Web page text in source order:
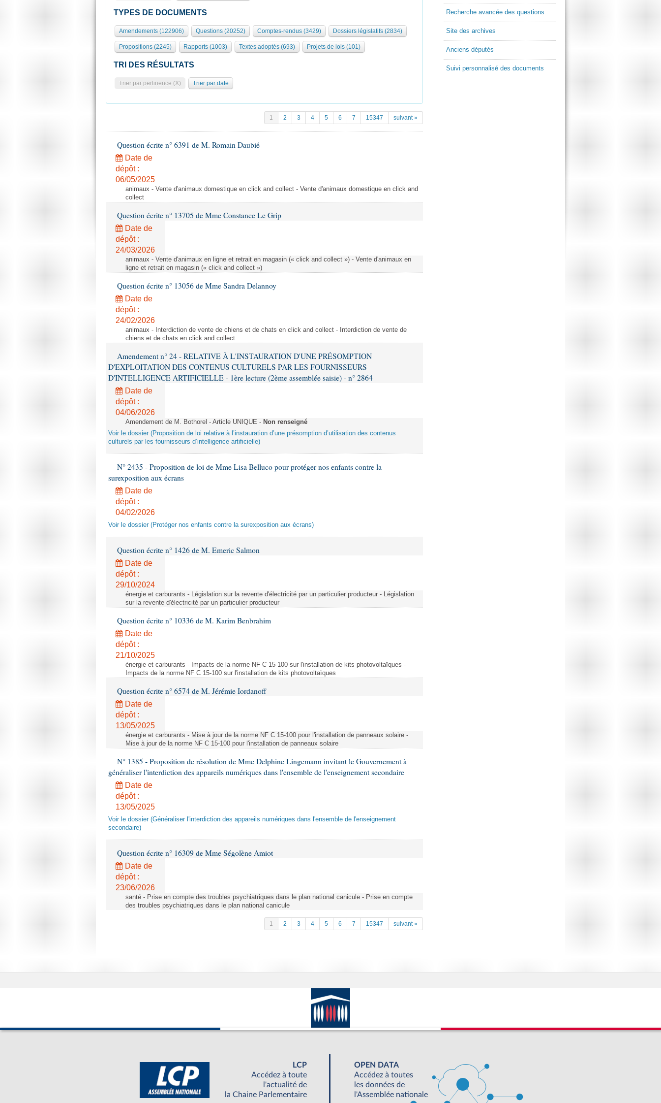
TYPES DE DOCUMENTS
Amendements (122906) Questions (20252) Comptes-rendus (3429) Dossiers législatifs (2834)
Propositions (2245) Rapports (1003) Textes adoptés (693) Projets de lois (101)
TRI DES RÉSULTATS
Trier par pertinence (X) Trier par date
1 2 3 4 5 6 7 15347 suivant »
Question écrite n° 6391 de M. Romain Daubié
Date de
dépôt :
06/05/2025
animaux - Vente d'animaux domestique en click and collect - Vente d'animaux domestique en click and
collect
Question écrite n° 13705 de Mme Constance Le Grip
Date de
dépôt :
24/03/2026
animaux - Vente d'animaux en ligne et retrait en magasin (« click and collect ») - Vente d'animaux en
ligne et retrait en magasin (« click and collect »)
Question écrite n° 13056 de Mme Sandra Delannoy
Date de
dépôt :
24/02/2026
animaux - Interdiction de vente de chiens et de chats en click and collect - Interdiction de vente de
chiens et de chats en click and collect
Amendement n° 24 - RELATIVE À L'INSTAURATION D'UNE PRÉSOMPTION
D'EXPLOITATION DES CONTENUS CULTURELS PAR LES FOURNISSEURS
D'INTELLIGENCE ARTIFICIELLE - 1ère lecture (2ème assemblée saisie) - n° 2864
Date de
dépôt :
04/06/2026
Amendement de M. Bothorel - Article UNIQUE - Non renseigné
Voir le dossier (Proposition de loi relative à l’instauration d’une présomption d’utilisation des contenus
culturels par les fournisseurs d’intelligence artificielle)
N° 2435 - Proposition de loi de Mme Lisa Belluco pour protéger nos enfants contre la
surexposition aux écrans
Date de
dépôt :
04/02/2026
Voir le dossier (Protéger nos enfants contre la surexposition aux écrans)
Question écrite n° 1426 de M. Emeric Salmon
Date de
dépôt :
29/10/2024
énergie et carburants - Législation sur la revente d'électricité par un particulier producteur - Législation
sur la revente d'électricité par un particulier producteur
Question écrite n° 10336 de M. Karim Benbrahim
Date de
dépôt :
21/10/2025
énergie et carburants - Impacts de la norme NF C 15-100 sur l'installation de kits photovoltaïques -
Impacts de la norme NF C 15-100 sur l'installation de kits photovoltaïques
Question écrite n° 6574 de M. Jérémie Iordanoff
Date de
dépôt :
13/05/2025
énergie et carburants - Mise à jour de la norme NF C 15-100 pour l'installation de panneaux solaire -
Mise à jour de la norme NF C 15-100 pour l'installation de panneaux solaire
N° 1385 - Proposition de résolution de Mme Delphine Lingemann invitant le Gouvernement à
généraliser l'interdiction des appareils numériques dans l'ensemble de l'enseignement secondaire
Date de
dépôt :
13/05/2025
Voir le dossier (Généraliser l'interdiction des appareils numériques dans l'ensemble de l'enseignement
secondaire)
Question écrite n° 16309 de Mme Ségolène Amiot
Date de
dépôt :
23/06/2026
santé - Prise en compte des troubles psychiatriques dans le plan national canicule - Prise en compte
des troubles psychiatriques dans le plan national canicule
1 2 3 4 5 6 7 15347 suivant »
Recherche avancée des questions
Site des archives
Anciens députés
Suivi personnalisé des documents
LCP
Accédez à toute
l'actualité de
la Chaine Parlementaire
OPEN DATA
Accédez à toutes
les données de
l'Assemblée nationale